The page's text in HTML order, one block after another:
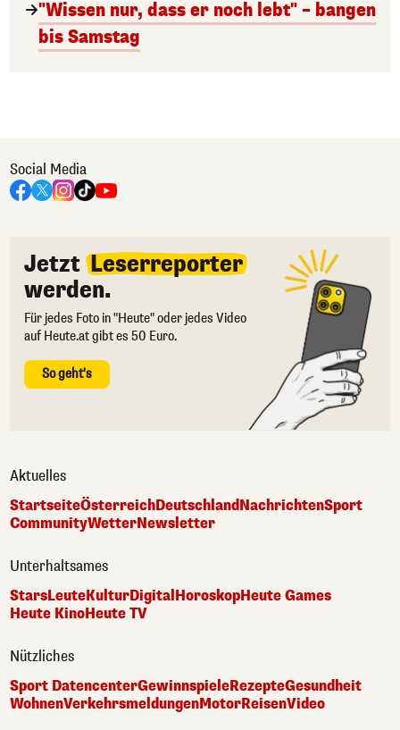
"Wissen nur, dass er noch lebt" – bangen
bis Samstag
Social Media
Jetzt Leserreporter
werden.
Für jedes Foto in "Heute" oder jedes Video
auf Heute.at gibt es 50 Euro.
So geht's
Aktuelles
StartseiteÖsterreichDeutschlandNachrichtenSport
CommunityWetterNewsletter
Unterhaltsames
StarsLeuteKulturDigital HoroskopHeute Games
Heute KinoHeute TV
Nützliches
Sport DatencenterGewinnspieleRezepteGesundheit
WohnenVerkehrsmeldungenMotorReisenVideo